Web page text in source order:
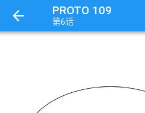
PROTO 109
第6话